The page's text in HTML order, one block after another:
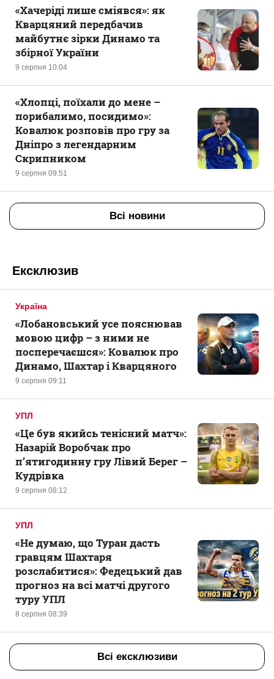
9 серпня 10:04
«Хачеріді лише сміявся»: як
Кварцяний передбачив
майбутнє зірки Динамо та
збірної України
9 серпня 09:51
«Хлопці, поїхали до мене –
порибалимо, посидимо»:
Ковалюк розповів про гру за
Дніпро з легендарним
Скрипником
Всі новини
Ексклюзив
Україна
9 серпня 09:11
«Лобановський усе пояснював
мовою цифр – з ними не
посперечаєшся»: Ковалюк про
Динамо, Шахтар і Кварцяного
УПЛ
9 серпня 08:12
«Це був якийсь тенісний матч»:
Назарій Воробчак про
п’ятигодинну гру Лівий Берег –
Кудрівка
УПЛ
8 серпня 08:39
«Не думаю, що Туран дасть
гравцям Шахтаря
розслабитися»: Федецький дав
прогноз на всі матчі другого
туру УПЛ
Всі ексклюзиви